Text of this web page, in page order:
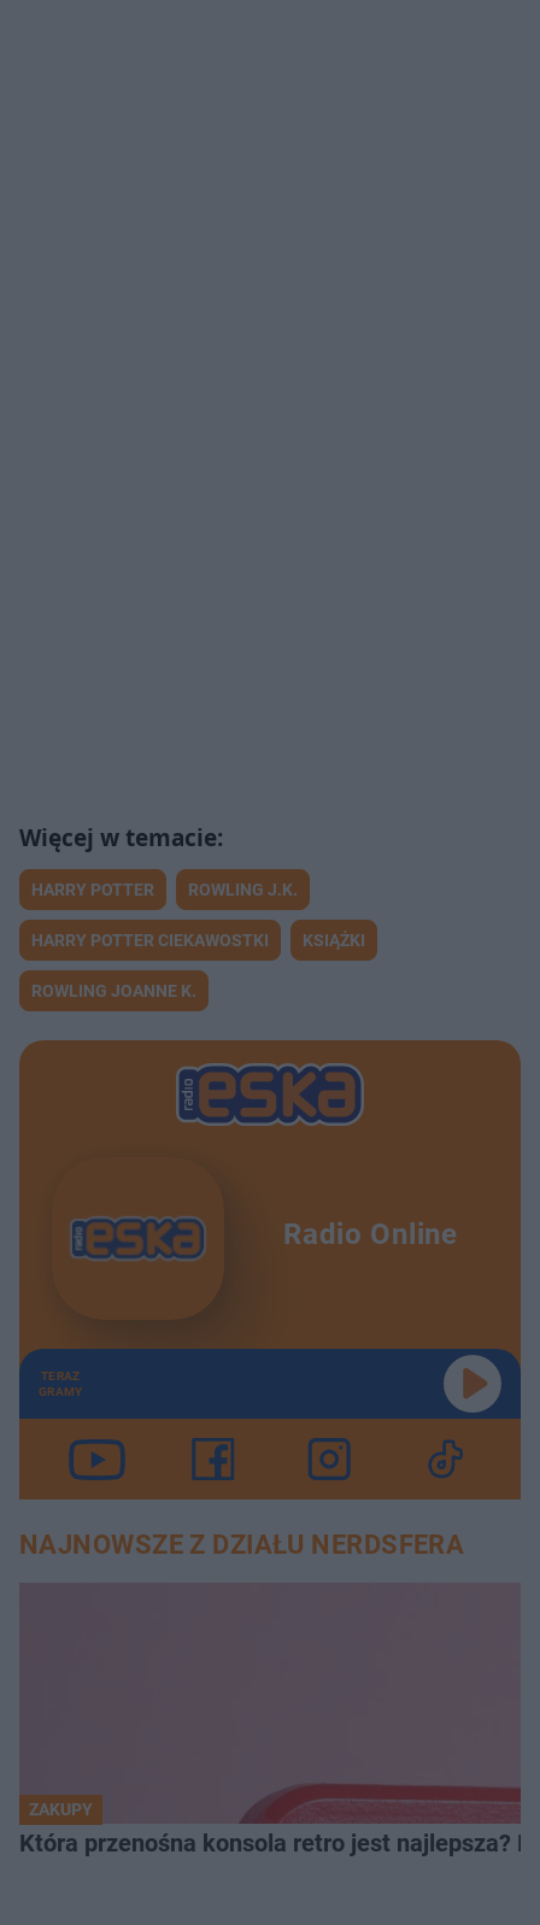
HARRY POTTER ROWLING J.K.
HARRY POTTER CIEKAWOSTKI KSIĄŻKI
ROWLING JOANNE K.
Radio Online
TERAZ
GRAMY
NAJNOWSZE Z DZIAŁU NERDSFERA
ZAKUPY
Która przenośna konsola retro jest najlepsza?